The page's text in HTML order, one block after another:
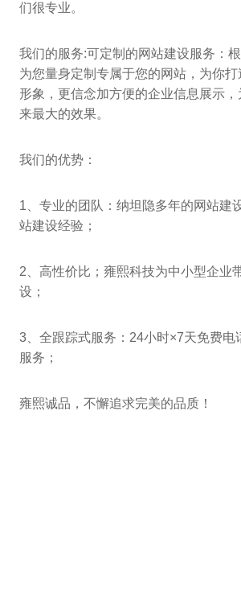
们很专业。
我们的服务:可定制的网站建设服务：
为您量身定制专属于您的网站，为你
形象，更信念加方便的企业信息展示
来最大的效果。
我们的优势：
1、专业的团队：纳坦隐多年的网站建
站建设经验；
2、高性价比；雍熙科技为中小型企业
设；
3、全跟踪式服务：24小时×7天免费电
服务；
雍熙诚品，不懈追求完美的品质！